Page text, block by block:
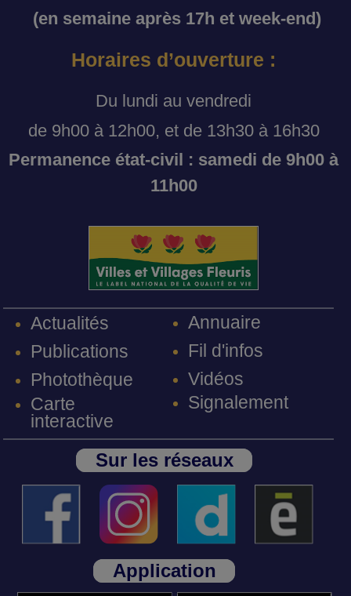
(en semaine après 17h et week-end)
Horaires d’ouverture :
Du lundi au vendredi
de 9h00 à 12h00, et de 13h30 à 16h30
Permanence état-civil : samedi de 9h00 à
11h00
Actualités
Publications
Photothèque
Carte
interactive
Annuaire
Fil d'infos
Vidéos
Signalement
Sur les réseaux
Application